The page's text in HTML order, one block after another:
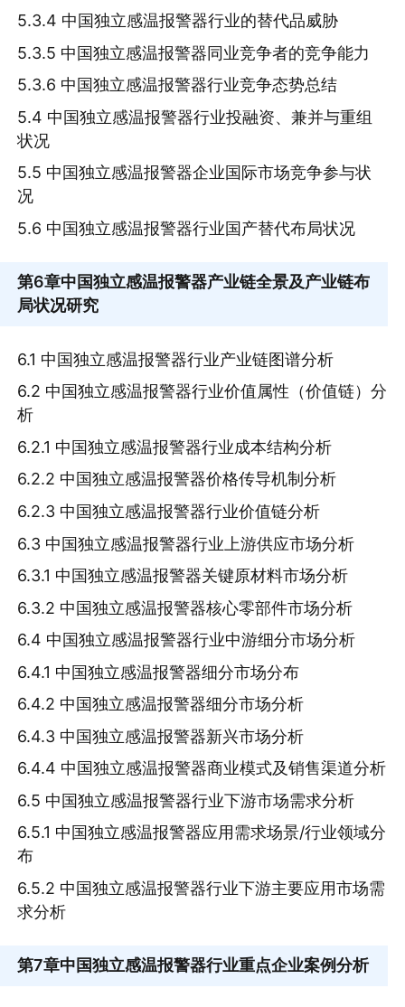
5.3.4 中国独立感温报警器行业的替代品威胁
5.3.5 中国独立感温报警器同业竞争者的竞争能力
5.3.6 中国独立感温报警器行业竞争态势总结
5.4 中国独立感温报警器行业投融资、兼并与重组
状况
5.5 中国独立感温报警器企业国际市场竞争参与状
况
5.6 中国独立感温报警器行业国产替代布局状况
第6章中国独立感温报警器产业链全景及产业链布
局状况研究
6.1 中国独立感温报警器行业产业链图谱分析
6.2 中国独立感温报警器行业价值属性（价值链）分
析
6.2.1 中国独立感温报警器行业成本结构分析
6.2.2 中国独立感温报警器价格传导机制分析
6.2.3 中国独立感温报警器行业价值链分析
6.3 中国独立感温报警器行业上游供应市场分析
6.3.1 中国独立感温报警器关键原材料市场分析
6.3.2 中国独立感温报警器核心零部件市场分析
6.4 中国独立感温报警器行业中游细分市场分析
6.4.1 中国独立感温报警器细分市场分布
6.4.2 中国独立感温报警器细分市场分析
6.4.3 中国独立感温报警器新兴市场分析
6.4.4 中国独立感温报警器商业模式及销售渠道分析
6.5 中国独立感温报警器行业下游市场需求分析
6.5.1 中国独立感温报警器应用需求场景/行业领域分
布
6.5.2 中国独立感温报警器行业下游主要应用市场需
求分析
第7章中国独立感温报警器行业重点企业案例分析